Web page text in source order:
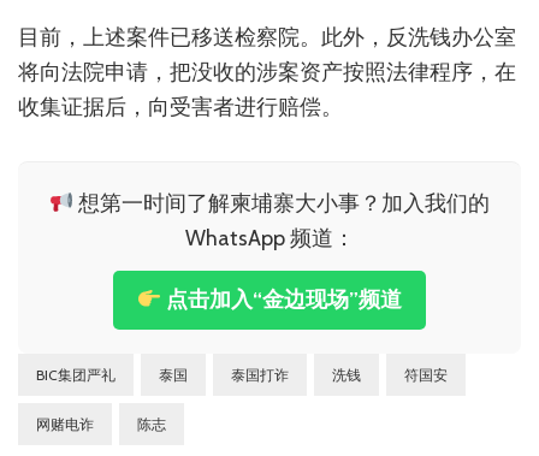
目前，上述案件已移送检察院。此外，反洗钱办公室
将向法院申请，把没收的涉案资产按照法律程序，在
收集证据后，向受害者进行赔偿。
想第一时间了解柬埔寨大小事？加入我们的
WhatsApp 频道：
点击加入“金边现场”频道
BIC集团严礼 泰国 泰国打诈 洗钱 符国安
网赌电诈 陈志